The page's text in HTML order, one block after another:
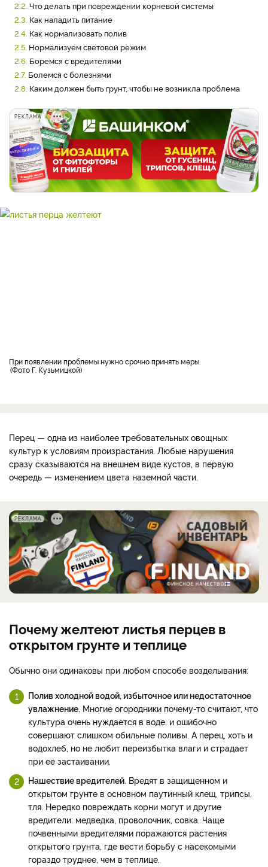
2.2. Что делать при повреждении корневой системы
2.3. Как наладить питание
2.4. Как нормализовать полив
2.5. Нормализуем световой режим
2.6. Боремся с вредителями
2.7. Болемся с болезнями
2.8. Каким должен быть грунт, чтобы не возникла проблема
РЕКЛАМА
При появлении проблемы нужно срочно принять меры.
Фото Г. Кузьмицкой
Перец — одна из наиболее требовательных овощных
культур к условиям произрастания. Любые нарушения
сразу сказываются на внешнем виде кустов, в первую
очередь — изменением цвета наземной части.
РЕКЛАМА
Почему желтеют листья перцев в
открытом грунте и теплице
Обычно они одинаковы при любом способе возделывания:
Полив холодной водой, избыточное или недостаточное
увлажнение. Многие огородники почему-то считают, что
культура очень нуждается в воде, и ошибочно
совершают слишком обильные поливы. А перец, хоть и
водохлеб, но не любит переизбытка влаги и страдает
при ее застаивании.
Нашествие вредителей. Вредят в защищенном и
открытом грунте в основном паутинный клещ, трипсы,
тля. Нередко повреждать корни могут и другие
вредители: медведка, проволочник, совка. Чаще
почвенными вредителями поражаются растения
открытого грунта, где вести борьбу с насекомыми
гораздо труднее, чем в теплице.